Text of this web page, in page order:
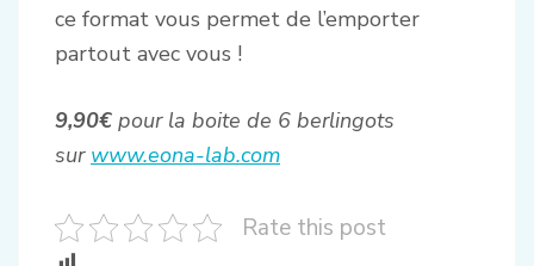
ce format vous permet de l’emporter
partout avec vous !
9,90€ pour la boite de 6 berlingots
sur www.eona-lab.com
Rate this post